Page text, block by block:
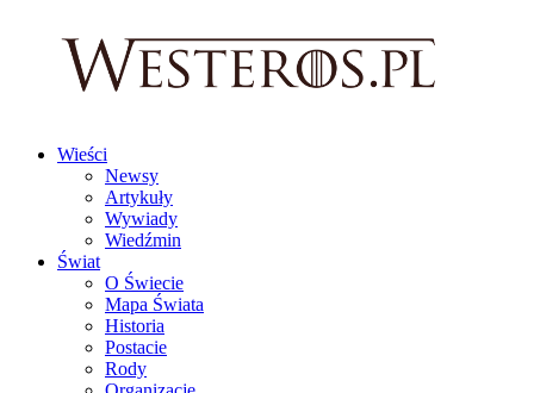
Wieści
Newsy
Artykuły
Wywiady
Wiedźmin
Świat
O Świecie
Mapa Świata
Historia
Postacie
Rody